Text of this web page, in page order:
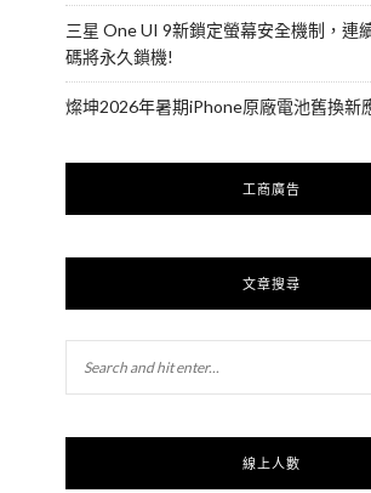
三星 One UI 9新鎖定螢幕安全機制，連
碼將永久鎖機!
燦坤2026年暑期iPhone原廠電池舊換新
工商廣告
文章搜尋
線上人數